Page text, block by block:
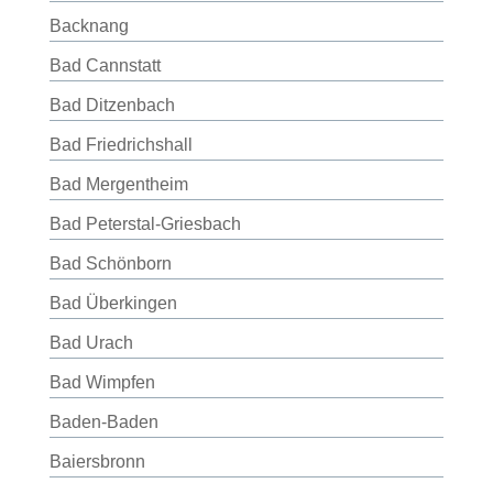
Backnang
Bad Cannstatt
Bad Ditzenbach
Bad Friedrichshall
Bad Mergentheim
Bad Peterstal-Griesbach
Bad Schönborn
Bad Überkingen
Bad Urach
Bad Wimpfen
Baden-Baden
Baiersbronn